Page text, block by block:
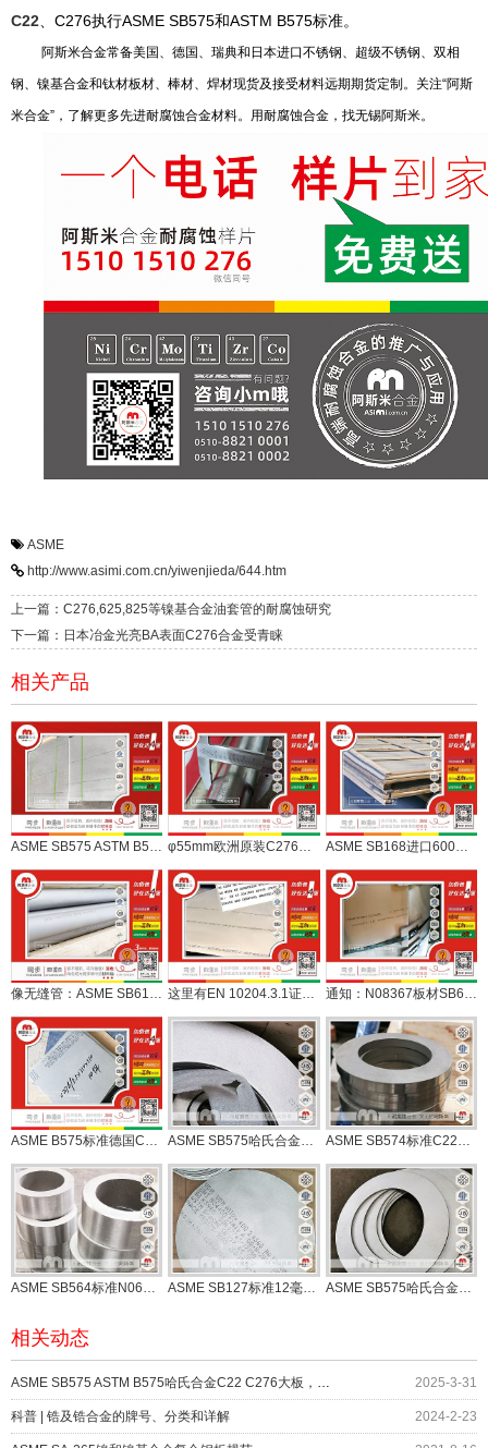
C22 、C276执行ASME SB575和ASTM B575标准。
阿斯米合金常备美国、德国、瑞典和日本进口不锈钢、超级不锈钢、双相
钢、镍基合金和钛材板材、棒材、焊材现货及接受材料远期期货定制。关注“阿斯
米合金”，了解更多先进耐腐蚀合金材料。用耐腐蚀合金，找无锡阿斯米。
ASME
http://www.asimi.com.cn/yiwenjieda/644.htm
上一篇：C276,625,825等镍基合金油套管的耐腐蚀研究
下一篇：日本冶金光亮BA表面C276合金受青睐
相关产品
ASME SB168进口600合金6至20mm中厚板，为您所用
像无缝管：ASME SB619标准哈氏合金C276焊接管高质量交付 这里有EN 10204.3.1证书INCONEL625板材ASME SB443现货 通知：N08367板材SB688 B688标准改ASME SA240 ASTM A240了
ASME B575标准德国C276哈氏合金大板定尺切割 ASME SB575哈氏合金C276钢板切割变身环件 ASME SB574标准C22哈氏合金环件交货
ASME SB564标准N06625合金锻件机加工完成 ASME SB127标准12毫米厚N04400合金板材供应 ASME SB575哈氏合金C276切割环件6mm十五件完工
相关动态
ASME SB575 ASTM B575哈氏合金C22 C276大板，现货切 2025-3-31
科普 | 锆及锆合金的牌号、分类和详解 2024-2-23